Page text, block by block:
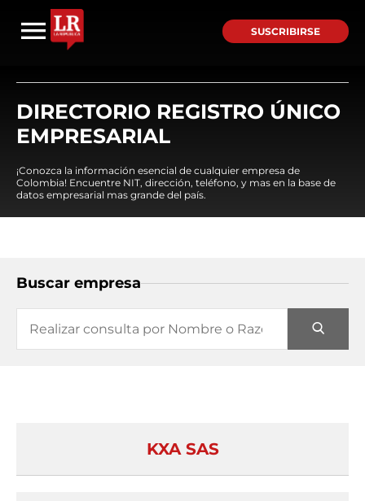
SUSCRIBIRSE
DIRECTORIO REGISTRO ÚNICO
EMPRESARIAL
¡Conozca la información esencial de cualquier empresa de
Colombia! Encuentre NIT, dirección, teléfono, y mas en la base de
datos empresarial mas grande del país.
Buscar empresa
KXA SAS